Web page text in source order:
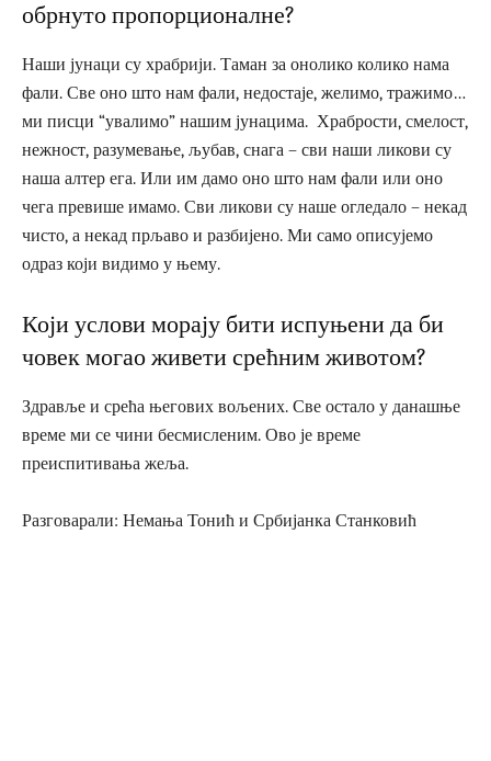
обрнуто пропорционалне?
Наши јунаци су храбрији. Таман за онолико колико нама
фали. Све оно што нам фали, недостаје, желимо, тражимо…
ми писци “увалимо” нашим јунацима. Храбрости, смелост,
нежност, разумевање, љубав, снага – сви наши ликови су
наша алтер ега. Или им дамо оно што нам фали или оно
чега превише имамо. Сви ликови су наше огледало – некад
чисто, а некад прљаво и разбијено. Ми само описујемо
одраз који видимо у њему.
Који услови морају бити испуњени да би
човек могао живети срећним животом?
Здравље и срећа његових вољених. Све остало у данашње
време ми се чини бесмисленим. Ово је време
преиспитивања жеља.
Разговарали: Немања Тонић и Србијанка Станковић